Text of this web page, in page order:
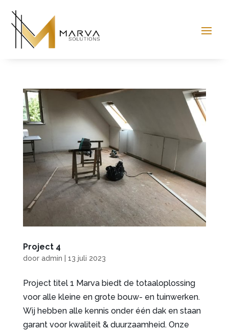
Project 4
door admin 13 juli 2023
Project titel 1 Marva biedt de totaaloplossing
voor alle kleine en grote bouw- en tuinwerken.
Wij hebben alle kennis onder één dak en staan
garant voor kwaliteit & duurzaamheid. Onze